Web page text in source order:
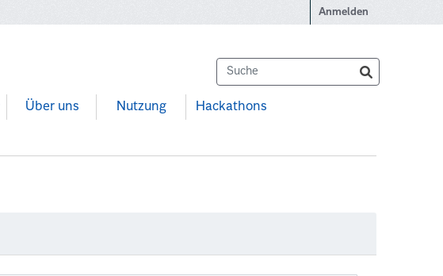
Anmelden
Über uns Nutzung Hackathons